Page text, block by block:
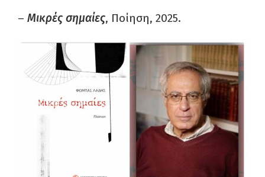
– Μικρές σημαίες, Ποίηση, 2025.